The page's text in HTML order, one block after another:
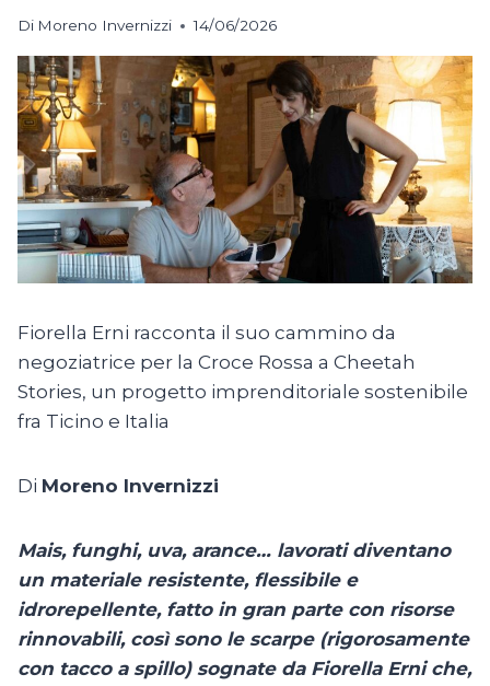
Di Moreno Invernizzi 14/06/2026
Fiorella Erni racconta il suo cammino da
negoziatrice per la Croce Rossa a Cheetah
Stories, un progetto imprenditoriale sostenibile
fra Ticino e Italia
Di Moreno Invernizzi
Mais, funghi, uva, arance… lavorati diventano
un materiale resistente, flessibile e
idrorepellente, fatto in gran parte con risorse
rinnovabili, così sono le scarpe (rigorosamente
con tacco a spillo) sognate da Fiorella Erni che,